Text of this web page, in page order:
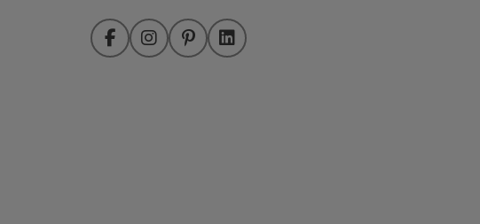
FacebookInstagramPinterestLinkedIn